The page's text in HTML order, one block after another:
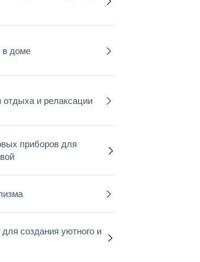
в доме
и релаксации
приборов для
создания уютного и